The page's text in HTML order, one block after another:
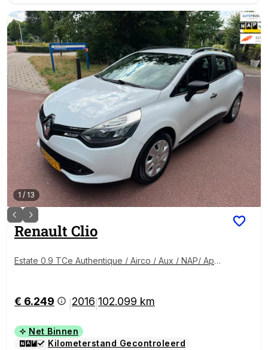
1 / 13
Renault Clio
Estate 0.9 TCe Authentique / Airco / Aux / NAP/ Apk /
€ 6.249 2016 102.099 km
Net Binnen
Kilometerstand Gecontroleerd